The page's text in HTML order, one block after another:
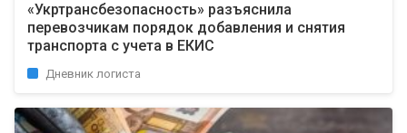
«Укртрансбезопасность» разъяснила
перевозчикам порядок добавления и снятия
транспорта с учета в ЕКИС
Дневник логиста